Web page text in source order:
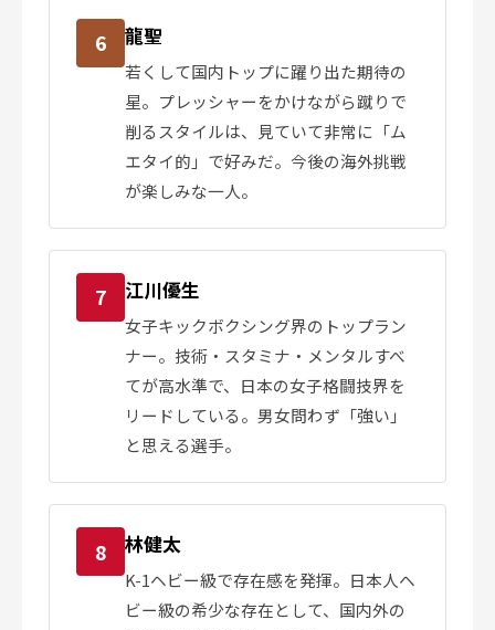
6 龍聖
若くして国内トップに躍り出た期待の
星。プレッシャーをかけながら蹴りで
削るスタイルは、見ていて非常に「ム
エタイ的」で好みだ。今後の海外挑戦
が楽しみな一人。
7 江川優生
女子キックボクシング界のトップラン
ナー。技術・スタミナ・メンタルすべ
てが高水準で、日本の女子格闘技界を
リードしている。男女問わず「強い」
と思える選手。
8 林健太
K-1ヘビー級で存在感を発揮。日本人ヘ
ビー級の希少な存在として、国内外の